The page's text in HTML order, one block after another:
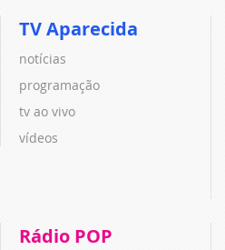
TV Aparecida
notícias
programação
tv ao vivo
vídeos
Rádio POP